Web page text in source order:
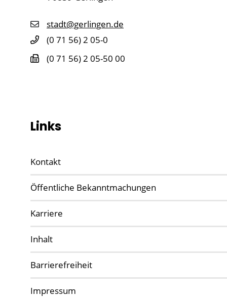
stadt@gerlingen.de
(0 71 56) 2 05-0
(0 71 56) 2 05-50 00
Links
Kontakt
Öffentliche Bekanntmachungen
Karriere
Inhalt
Barrierefreiheit
Impressum